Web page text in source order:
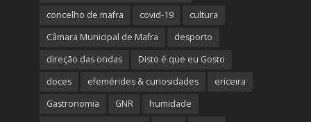
concelho de mafra
covid-19
cultura
Câmara Municipal de Mafra
desporto
direção das ondas
Disto é que eu Gosto
doces
efemérides & curiosidades
ericeira
Gastronomia
GNR
humidade